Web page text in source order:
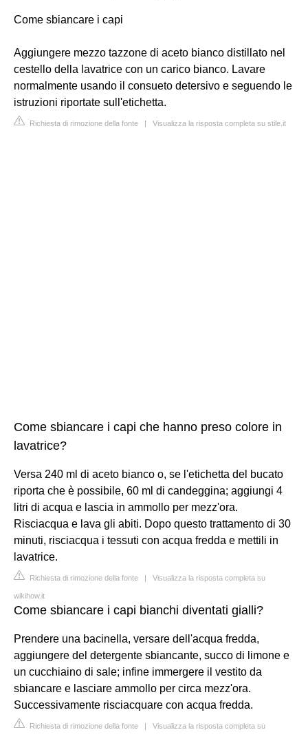
Come sbiancare i capi
Aggiungere mezzo tazzone di aceto bianco distillato nel
cestello della lavatrice con un carico bianco. Lavare
normalmente usando il consueto detersivo e seguendo le
istruzioni riportate sull'etichetta.
Richiesta di rimozione della fonte | Visualizza la risposta completa su stile.it
Come sbiancare i capi che hanno preso colore in
lavatrice?
Versa 240 ml di aceto bianco o, se l'etichetta del bucato
riporta che è possibile, 60 ml di candeggina; aggiungi 4
litri di acqua e lascia in ammollo per mezz'ora.
Risciacqua e lava gli abiti. Dopo questo trattamento di 30
minuti, risciacqua i tessuti con acqua fredda e mettili in
lavatrice.
Richiesta di rimozione della fonte | Visualizza la risposta completa su
wikihow.it
Come sbiancare i capi bianchi diventati gialli?
Prendere una bacinella, versare dell'acqua fredda,
aggiungere del detergente sbiancante, succo di limone e
un cucchiaino di sale; infine immergere il vestito da
sbiancare e lasciare ammollo per circa mezz'ora.
Successivamente risciacquare con acqua fredda.
Richiesta di rimozione della fonte | Visualizza la risposta completa su